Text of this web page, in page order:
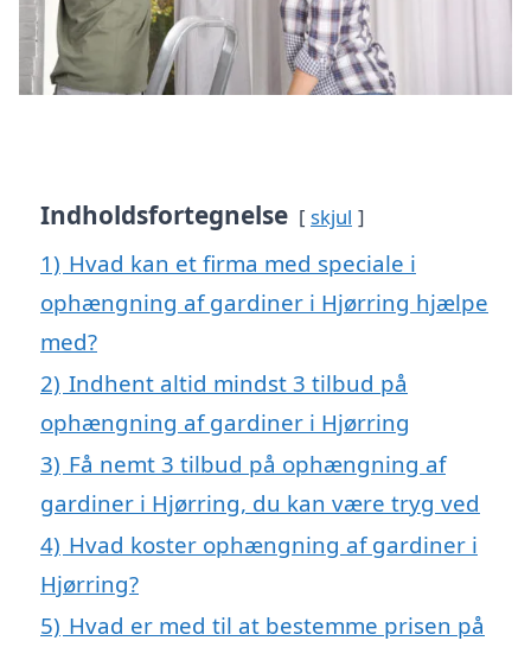
Indholdsfortegnelse skjul
1) Hvad kan et firma med speciale i
ophængning af gardiner i Hjørring hjælpe
med?
2) Indhent altid mindst 3 tilbud på
ophængning af gardiner i Hjørring
3) Få nemt 3 tilbud på ophængning af
gardiner i Hjørring, du kan være tryg ved
4) Hvad koster ophængning af gardiner i
Hjørring?
5) Hvad er med til at bestemme prisen på